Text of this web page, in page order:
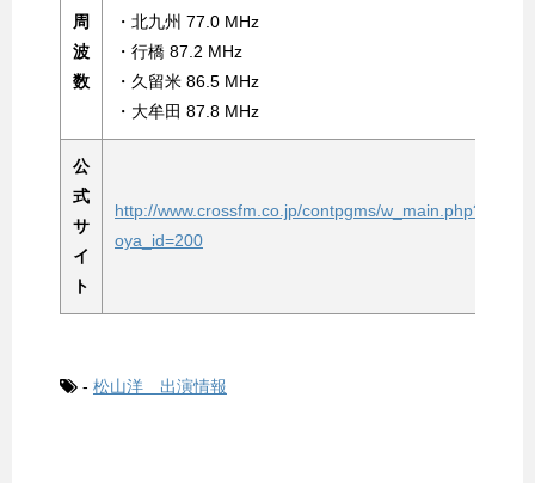
周
波
数
・北九州 77.0 MHz
・行橋 87.2 MHz
・久留米 86.5 MHz
・大牟田 87.8 MHz
公
式
サ
イ
ト
http://www.crossfm.co.jp/contpgms/w_main.php?
oya_id=200
- 松山洋 出演情報